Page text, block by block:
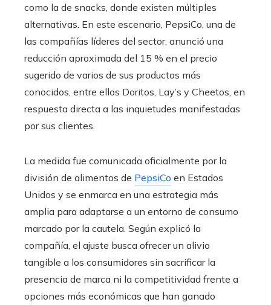
como la de snacks, donde existen múltiples
alternativas. En este escenario, PepsiCo, una de
las compañías líderes del sector, anunció una
reducción aproximada del 15 % en el precio
sugerido de varios de sus productos más
conocidos, entre ellos Doritos, Lay’s y Cheetos, en
respuesta directa a las inquietudes manifestadas
por sus clientes.
La medida fue comunicada oficialmente por la
división de alimentos de PepsiCo en Estados
Unidos y se enmarca en una estrategia más
amplia para adaptarse a un entorno de consumo
marcado por la cautela. Según explicó la
compañía, el ajuste busca ofrecer un alivio
tangible a los consumidores sin sacrificar la
presencia de marca ni la competitividad frente a
opciones más económicas que han ganado